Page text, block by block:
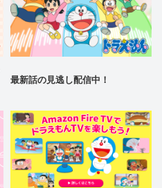
最新話の見逃し配信中！